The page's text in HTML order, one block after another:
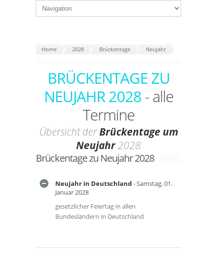
Home 2028 Brückentage Neujahr
BRÜCKENTAGE ZU
NEUJAHR 2028 - alle
Termine
Übersicht derBrückentage um
Neujahr2028
Brückentage zu Neujahr 2028
Neujahr in Deutschland- Samstag, 01.
Januar 2028
gesetzlicher Feiertag in allen
Bundesländern in Deutschland